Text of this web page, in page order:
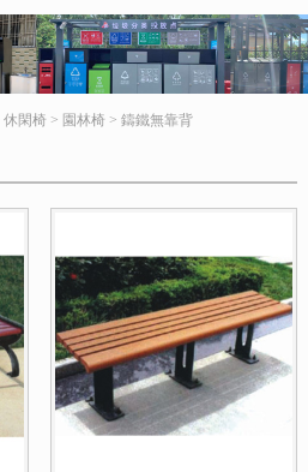
休閑椅> 園林椅> 鑄鐵無靠背